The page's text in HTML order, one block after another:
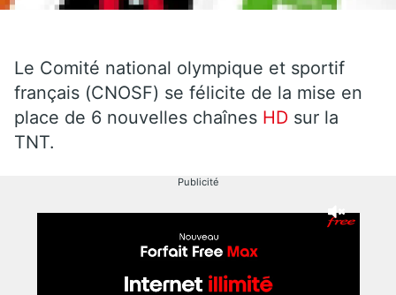
Le Comité national olympique et sportif
français (CNOSF) se félicite de la mise en
place de 6 nouvelles chaînes HD sur la
TNT.
Publicité